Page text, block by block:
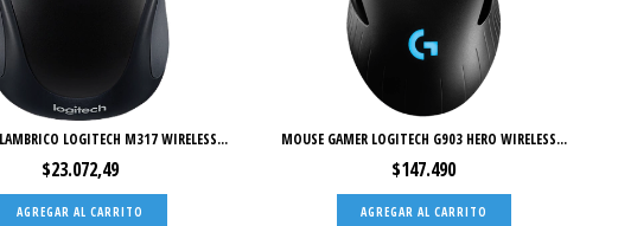
LOGITECH M317 WIRELESS...
$23.072,49
MOUSE GAMER LOGITECH G903 HERO WIRELESS...
$147.490